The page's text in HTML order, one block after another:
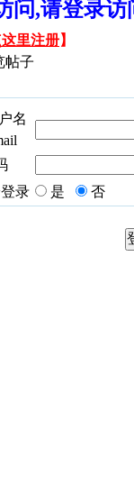
问,请登录
这里注册】
帖子
名
录
是 否